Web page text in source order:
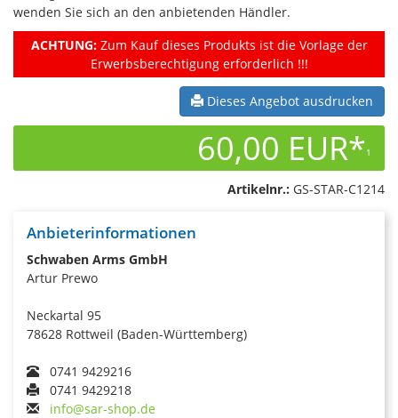
wenden Sie sich an den anbietenden Händler.
ACHTUNG:Zum Kauf dieses Produkts ist die Vorlage der
Erwerbsberechtigung erforderlich !!!
Dieses Angebot ausdrucken
60,00 EUR*1
Artikelnr.: GS-STAR-C1214
Anbieterinformationen
Schwaben Arms GmbH
Artur Prewo
Neckartal 95
78628 Rottweil (Baden-Württemberg)
0741 9429216
0741 9429218
info@sar-shop.de